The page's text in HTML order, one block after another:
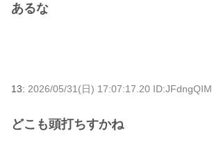
あるな
13: 2026/05/31(日) 17:07:17.20 ID:JFdngQIM
どこも頭打ちすかね